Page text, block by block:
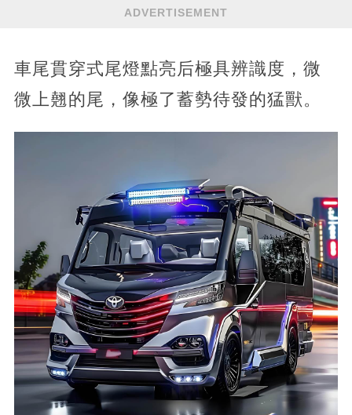
ADVERTISEMENT
車尾貫穿式尾燈點亮后極具辨識度，微​
微上翹的尾，像極了蓄勢待發的猛獸。​